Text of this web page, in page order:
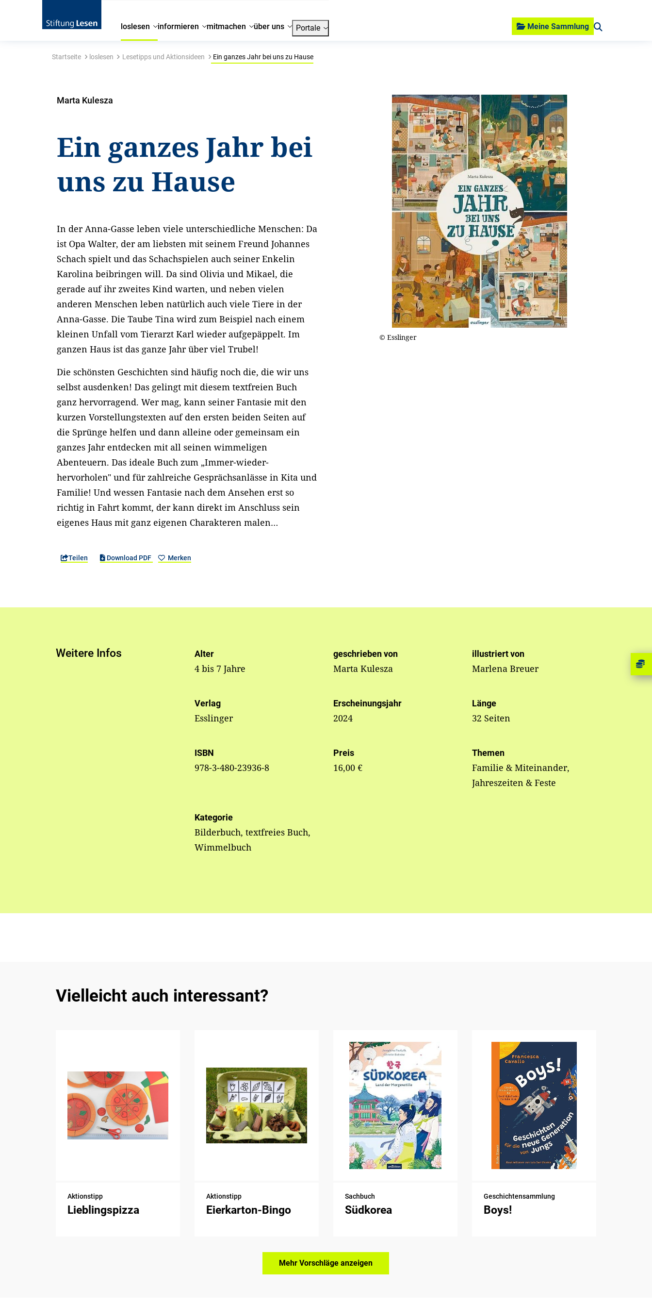
loslesen informieren mitmachen über uns Portale Meine Sammlung
Startseite loslesen Lesetipps und Aktionsideen Ein ganzes Jahr bei uns zu Hause
Marta Kulesza
Ein ganzes Jahr bei
uns zu Hause
In der Anna-Gasse leben viele unterschiedliche Menschen: Da
ist Opa Walter, der am liebsten mit seinem Freund Johannes
Schach spielt und das Schachspielen auch seiner Enkelin
Karolina beibringen will. Da sind Olivia und Mikael, die
gerade auf ihr zweites Kind warten, und neben vielen
anderen Menschen leben natürlich auch viele Tiere in der
Anna-Gasse. Die Taube Tina wird zum Beispiel nach einem
kleinen Unfall vom Tierarzt Karl wieder aufgepäppelt. Im
ganzen Haus ist das ganze Jahr über viel Trubel!
Die schönsten Geschichten sind häufig noch die, die wir uns
selbst ausdenken! Das gelingt mit diesem textfreien Buch
ganz hervorragend. Wer mag, kann seiner Fantasie mit den
kurzen Vorstellungstexten auf den ersten beiden Seiten auf
die Sprünge helfen und dann alleine oder gemeinsam ein
ganzes Jahr entdecken mit all seinen wimmeligen
Abenteuern. Das ideale Buch zum „Immer-wieder-
hervorholen" und für zahlreiche Gesprächsanlässe in Kita und
Familie! Und wessen Fantasie nach dem Ansehen erst so
richtig in Fahrt kommt, der kann direkt im Anschluss sein
eigenes Haus mit ganz eigenen Charakteren malen…
Teilen Download PDF Merken
© Esslinger
Weitere Infos Alter
4 bis 7 Jahre
geschrieben von
Marta Kulesza
illustriert von
Marlena Breuer
Verlag
Esslinger
Erscheinungsjahr
2024
Länge
32 Seiten
ISBN
978-3-480-23936-8
Preis
16,00 €
Themen
Familie & Miteinander,
Jahreszeiten & Feste
Kategorie
Bilderbuch, textfreies Buch,
Wimmelbuch
Vielleicht auch interessant?
Aktionstipp
Lieblingspizza
Aktionstipp
Eierkarton-Bingo
Sachbuch
Südkorea
Geschichtensammlung
Boys!
Mehr Vorschläge anzeigen